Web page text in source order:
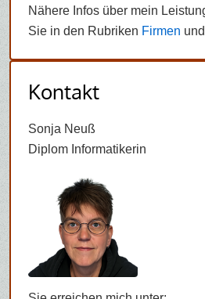
Nähere Infos über mein
Sie in den Rubriken Firmen und
Kontakt
Sonja Neuß
Diplom Informatikerin